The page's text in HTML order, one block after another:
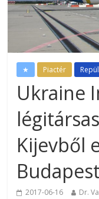
★ Piactér
Ukraine
Kijevből
2017-06-16 Dr.